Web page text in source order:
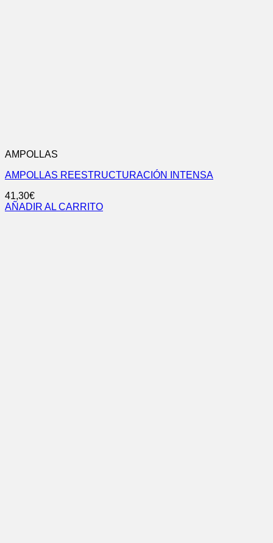
AMPOLLAS
AMPOLLAS REESTRUCTURACIÓN INTENSA
41,30€
AÑADIR AL CARRITO